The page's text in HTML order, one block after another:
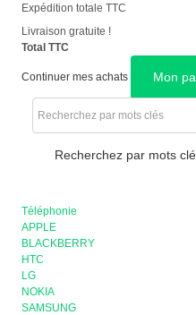
Expédition totale TTC
Livraison gratuite !
Total TTC
Continuer mes achats Mon
Recherchez par mots
Téléphonie
APPLE
BLACKBERRY
HTC
LG
NOKIA
SAMSUNG